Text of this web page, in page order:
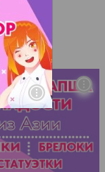
ctrl+enter